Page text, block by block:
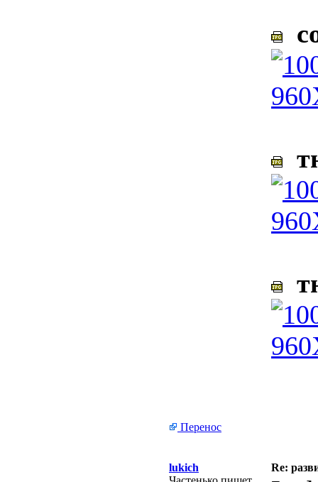
Перенос
lukich
Re: